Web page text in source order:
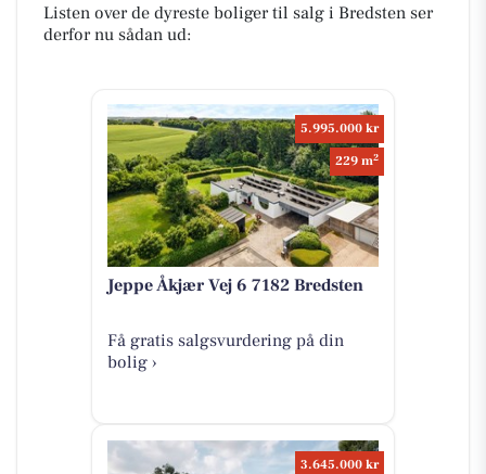
Listen over de dyreste boliger til salg i Bredsten ser
derfor nu sådan ud:
5.995.000 kr
229 m2
Jeppe Åkjær Vej 6 7182 Bredsten
Få gratis salgsvurdering på din
bolig ›
3.645.000 kr